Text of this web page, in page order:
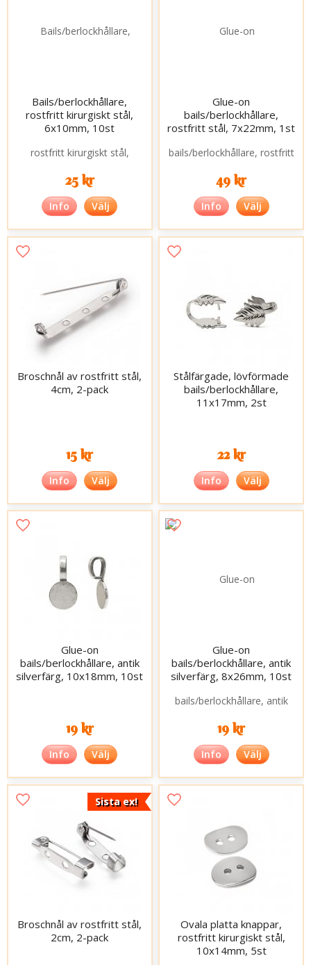
Bails/berlockhållare,
rostfritt kirurgiskt stål,
6x10mm, 10st
25 kr
Info Välj
Glue-on
bails/berlockhållare,
rostfritt stål, 7x22mm, 1st
49 kr
Info Välj
Broschnål av rostfritt stål,
4cm, 2-pack
15 kr
Info Välj
Stålfärgade, lövförmade
bails/berlockhållare,
11x17mm, 2st
22 kr
Info Välj
Glue-on
bails/berlockhållare, antik
silverfärg, 10x18mm, 10st
19 kr
Info Välj
Glue-on
bails/berlockhållare, antik
silverfärg, 8x26mm, 10st
19 kr
Info Välj
Sista ex!
Broschnål av rostfritt stål,
2cm, 2-pack
Ovala platta knappar,
rostfritt kirurgiskt stål,
10x14mm, 5st